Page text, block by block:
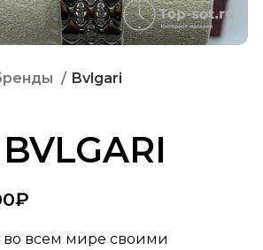
увеличить
Bvlgari
₽
во всем мире своими